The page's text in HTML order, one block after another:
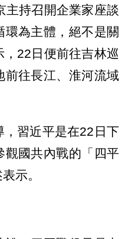
主持召開企業家座談
為主體，絕不是關
22日便前往吉林巡
前往長江、淮河流域
習近平是在22日下
觀國共內戰的「四平
示。